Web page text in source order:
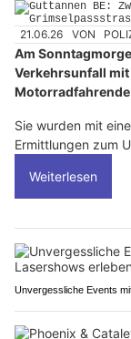
21.06.26 VON
Am
Verkehrsunfall
Sie wurden mit
Ermittlungen zum
Weiterlesen
Unvergessliche Events